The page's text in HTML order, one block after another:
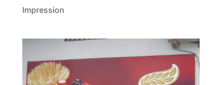
Impression